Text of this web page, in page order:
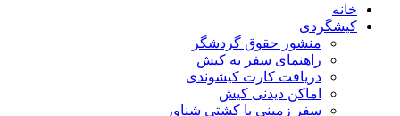
خانه
کیشگردی
منشور حقوق گردشگر
راهنمای سفر به کیش
دریافت کارت کیشوندی
اماکن دیدنی کیش
سفر زمینی با کشتی شناور